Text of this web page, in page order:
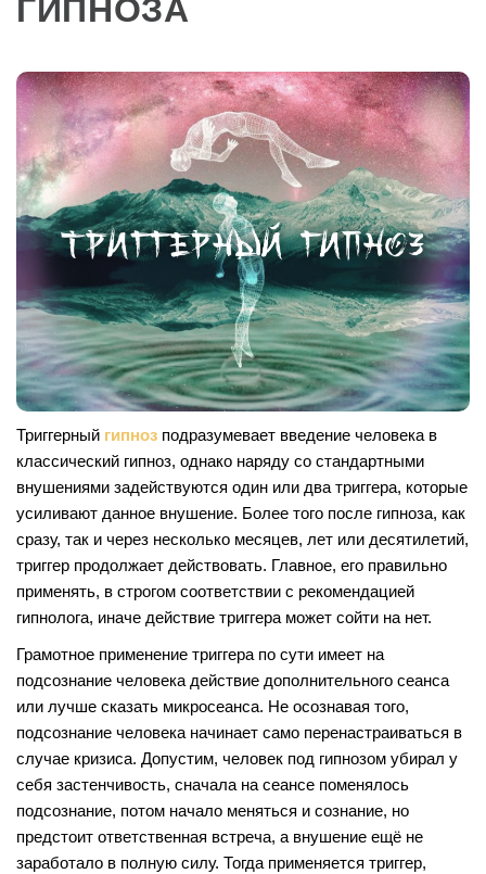
ГИПНОЗА
Триггерный гипноз подразумевает введение человека в
классический гипноз, однако наряду со стандартными
внушениями задействуются один или два триггера, которые
усиливают данное внушение. Более того после гипноза, как
сразу, так и через несколько месяцев, лет или десятилетий,
триггер продолжает действовать. Главное, его правильно
применять, в строгом соответствии с рекомендацией
гипнолога, иначе действие триггера может сойти на нет.
Грамотное применение триггера по сути имеет на
подсознание человека действие дополнительного сеанса
или лучше сказать микросеанса. Не осознавая того,
подсознание человека начинает само перенастраиваться в
случае кризиса. Допустим, человек под гипнозом убирал у
себя застенчивость, сначала на сеансе поменялось
подсознание, потом начало меняться и сознание, но
предстоит ответственная встреча, а внушение ещё не
заработало в полную силу. Тогда применяется триггер,